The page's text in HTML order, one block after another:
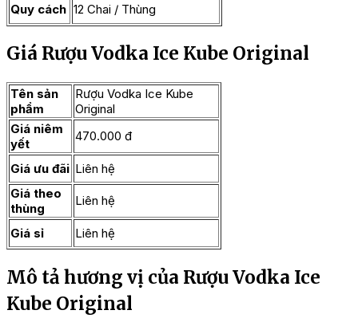
Quy cách 12 Chai / Thùng
Giá Rượu Vodka Ice Kube Original
Tên sản
phẩm
Rượu Vodka Ice Kube
Original
Giá niêm
yết
470.000 đ
Giá ưu đãi Liên hệ
Giá theo
thùng
Liên hệ
Giá sỉ Liên hệ
Mô tả hương vị của Rượu Vodka Ice
Kube Original